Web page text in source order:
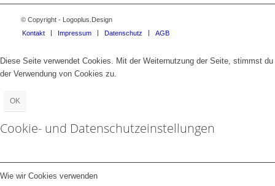
© Copyright - Logoplus.Design
Kontakt
Impressum Datenschutz AGB
Diese Seite verwendet Cookies. Mit der Weiternutzung der Seite, stimmst du
der Verwendung von Cookies zu.
OK
Cookie- und Datenschutzeinstellungen
Wie wir Cookies verwenden